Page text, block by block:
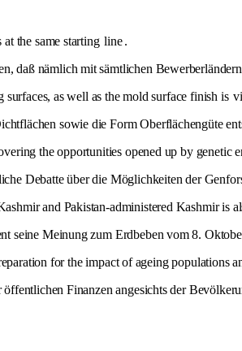
the same starting line.
daß nämlich mit sämtlichen
surfaces, as well as the mold surface finish is
sowie die Form Oberflächengüte
the opportunities opened up by genetic
Debatte über die Möglichkeiten der
and Pakistan-administered Kashmir is
seine Meinung zum Erdbeben vom 8.
for the impact of ageing populations
Finanzen angesichts der